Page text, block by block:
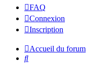
FAQ
Connexion
Inscription
Accueil du forum
Rechercher